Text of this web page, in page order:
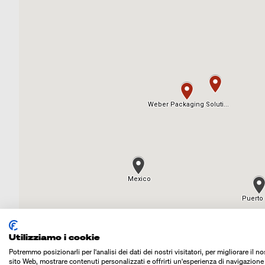
Utilizziamo i cookie
Potremmo posizionarli per l'analisi dei dati dei nostri visitatori, per migliorare il
sito Web, mostrare contenuti personalizzati e offrirti un'esperienza di navigazione